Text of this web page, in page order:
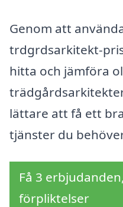
Genom att
trdgrdsarkitekt-
hitta och jämföra
lättare att få ett
tjänster du
Få 3
förpliktelser